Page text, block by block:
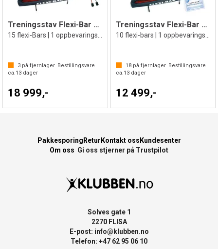
Treningsstav Flexi-Bar Gruppesett Club
3 på fjernlager. Bestillingsvare
ca.13 dager
18 999,-
Treningsstav Flexi-Bar Gruppesett Sport
18på fjernlager. Bestillingsvare
ca.13dager
12 499,-
Pakkesporing Retur Kontakt oss Kundesenter
Om oss Gi oss stjerner på Trustpilot
Solves gate 1
2270 FLISA
E-post: info@klubben.no
Telefon: +47 62 95 06 10